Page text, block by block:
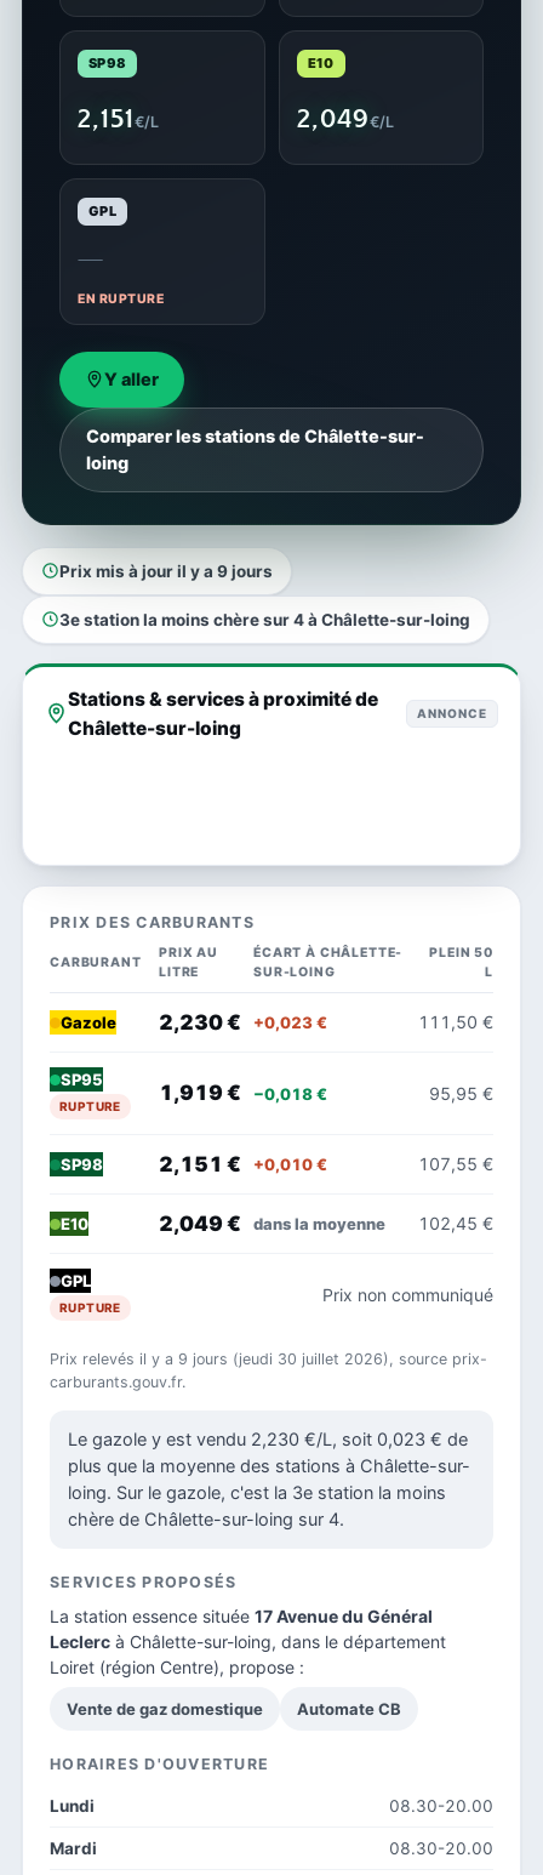
SP98
2,151€/L
E10
2,049€/L
GPL
—
EN RUPTURE
Y aller
Comparer les stations de Châlette-sur-
loing
Prix mis à jour il y a 9 jours
3e station la moins chère sur 4 à Châlette-sur-loing
Stations & services à proximité de
Châlette-sur-loing
ANNONCE
PRIX DES CARBURANTS
CARBURANT
PRIX AU
LITRE
ÉCART À CHÂLETTE-
SUR-LOING
PLEIN 50
L
Gazole 2,230 € +0,023 € 111,50 €
SP95
RUPTURE
1,919 € −0,018 € 95,95 €
SP98 2,151 € +0,010 € 107,55 €
E10 2,049 € dans la moyenne 102,45 €
GPL
RUPTURE
Prix non communiqué
Prix relevés il y a 9 jours (jeudi 30 juillet 2026), source prix-
carburants.gouv.fr.
Le gazole y est vendu 2,230 €/L, soit 0,023 € de
plus que la moyenne des stations à Châlette-sur-
loing. Sur le gazole, c'est la 3e station la moins
chère de Châlette-sur-loing sur 4.
SERVICES PROPOSÉS
La station essence située 17 Avenue du Général
Leclerc à Châlette-sur-loing, dans le département
Loiret (région Centre), propose :
Vente de gaz domestique Automate CB
HORAIRES D'OUVERTURE
Lundi 08.30-20.00
Mardi 08.30-20.00